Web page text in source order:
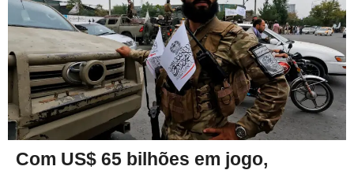
Com US$ 65 bilhões em jogo,